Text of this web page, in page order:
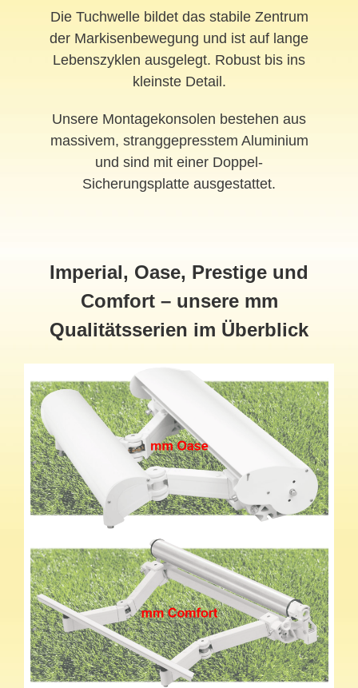
Die Tuchwelle bildet das stabile Zentrum
der Markisenbewegung und ist auf lange
Lebenszyklen ausgelegt. Robust bis ins
kleinste Detail.
Unsere Montagekonsolen bestehen aus
massivem, stranggepresstem Aluminium
und sind mit einer Doppel-
Sicherungsplatte ausgestattet.
Imperial, Oase, Prestige und
Comfort – unsere mm
Qualitätsserien im Überblick